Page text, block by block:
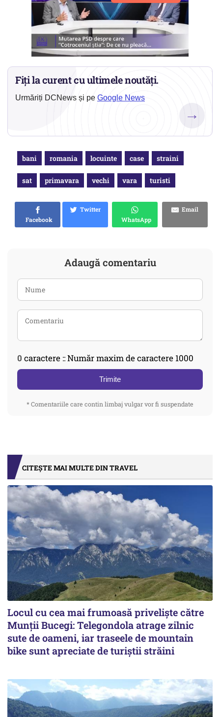
Fiți la curent cu ultimele noutăți.
Urmăriți DCNews și pe Google News
→
bani romania locuinte case straini
sat primavara vechi vara turisti
Facebook
Twitter
WhatsApp
Email
Adaugă comentariu
0 caractere :: Număr maxim de caractere 1000
Trimite
* Comentariile care contin limbaj vulgar vor fi suspendate
CITEȘTE MAI MULTE DIN TRAVEL
Locul cu cea mai frumoasă priveliște către
Munții Bucegi: Telegondola atrage zilnic
sute de oameni, iar traseele de mountain
bike sunt apreciate de turiștii străini